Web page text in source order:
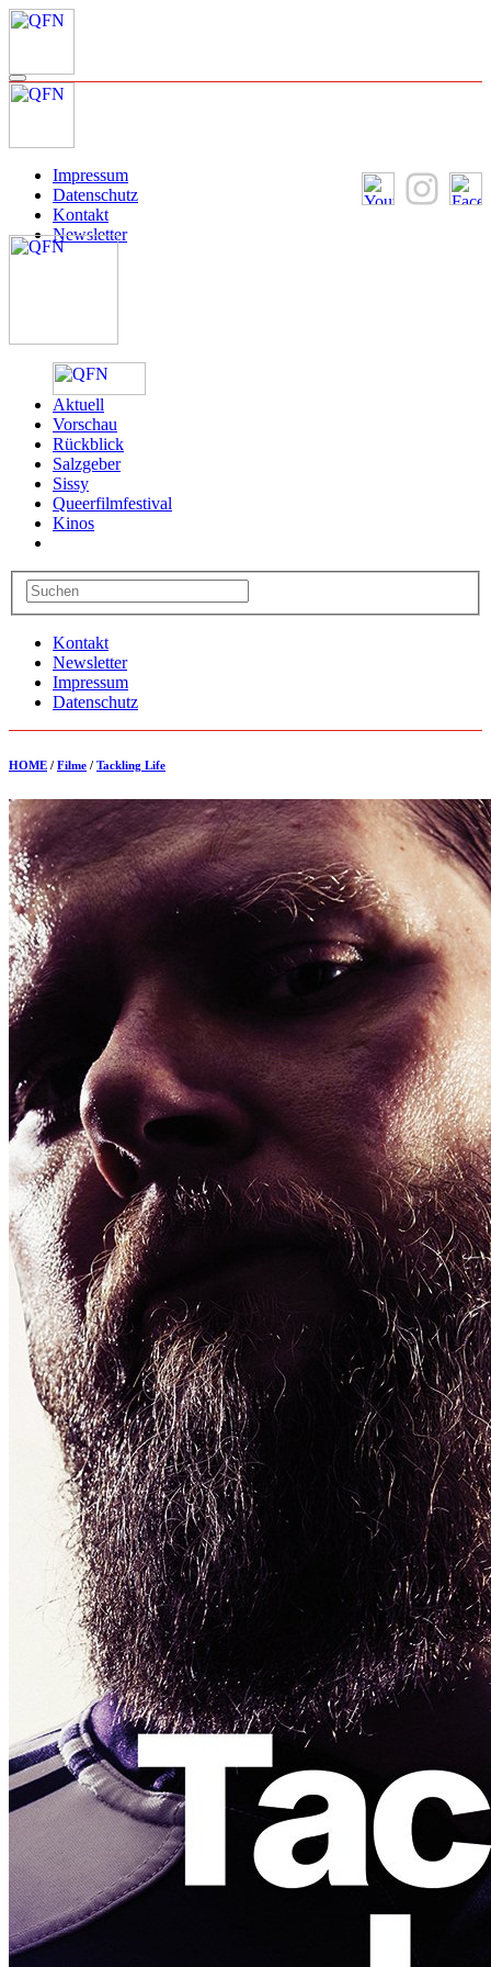
Impressum
Datenschutz
Kontakt
Newsletter
Aktuell
Vorschau
Rückblick
Salzgeber
Sissy
Queerfilmfestival
Kinos
Kontakt
Newsletter
Impressum
Datenschutz
HOME / Filme / Tackling Life